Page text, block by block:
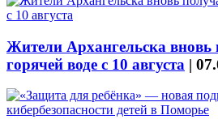
Жители Архангельска вновь
горячей воде с 10 августа |